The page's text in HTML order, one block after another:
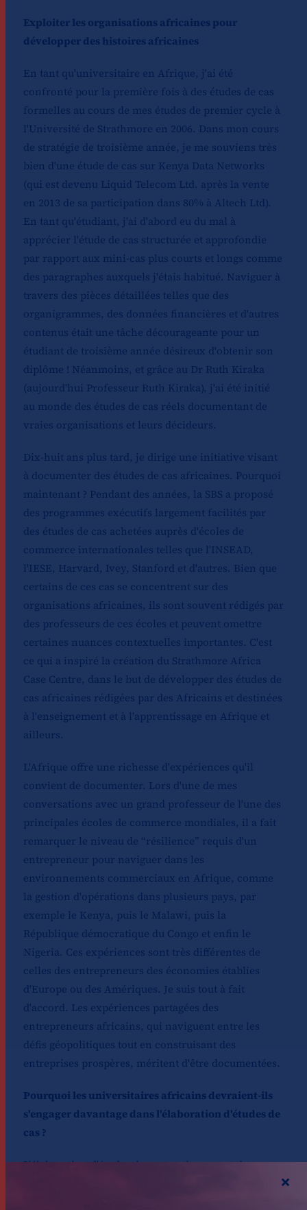
Exploiter les organisations africaines pour
développer des histoires africaines
En tant qu'universitaire en Afrique, j'ai été
confronté pour la première fois à des études de cas
formelles au cours de mes études de premier cycle à
l'Université de Strathmore en 2006. Dans mon cours
de stratégie de troisième année, je me souviens très
bien d'une étude de cas sur Kenya Data Networks
(qui est devenu Liquid Telecom Ltd. après la vente
en 2013 de sa participation dans 80% à Altech Ltd).
En tant qu'étudiant, j'ai d'abord eu du mal à
apprécier l'étude de cas structurée et approfondie
par rapport aux mini-cas plus courts et longs comme
des paragraphes auxquels j'étais habitué. Naviguer à
travers des pièces détaillées telles que des
organigrammes, des données financières et d'autres
contenus était une tâche décourageante pour un
étudiant de troisième année désireux d'obtenir son
diplôme ! Néanmoins, et grâce au Dr Ruth Kiraka
(aujourd'hui Professeur Ruth Kiraka), j'ai été initié
au monde des études de cas réels documentant de
vraies organisations et leurs décideurs.
Dix-huit ans plus tard, je dirige une initiative visant
à documenter des études de cas africaines. Pourquoi
maintenant ? Pendant des années, la SBS a proposé
des programmes exécutifs largement facilités par
des études de cas achetées auprès d'écoles de
commerce internationales telles que l'INSEAD,
l'IESE, Harvard, Ivey, Stanford et d'autres. Bien que
certains de ces cas se concentrent sur des
organisations africaines, ils sont souvent rédigés par
des professeurs de ces écoles et peuvent omettre
certaines nuances contextuelles importantes. C'est
ce qui a inspiré la création du Strathmore Africa
Case Centre, dans le but de développer des études de
cas africaines rédigées par des Africains et destinées
à l'enseignement et à l'apprentissage en Afrique et
ailleurs.
L'Afrique offre une richesse d'expériences qu'il
convient de documenter. Lors d'une de mes
conversations avec un grand professeur de l'une des
principales écoles de commerce mondiales, il a fait
remarquer le niveau de “résilience” requis d'un
entrepreneur pour naviguer dans les
environnements commerciaux en Afrique, comme
la gestion d'opérations dans plusieurs pays, par
exemple le Kenya, puis le Malawi, puis la
République démocratique du Congo et enfin le
Nigeria. Ces expériences sont très différentes de
celles des entrepreneurs des économies établies
d'Europe ou des Amériques. Je suis tout à fait
d'accord. Les expériences partagées des
entrepreneurs africains, qui naviguent entre les
défis géopolitiques tout en construisant des
entreprises prospères, méritent d'être documentées.
Pourquoi les universitaires africains devraient-ils
s'engager davantage dans l'élaboration d'études de
cas ?
L'élaboration d'études de cas pertinentes et de